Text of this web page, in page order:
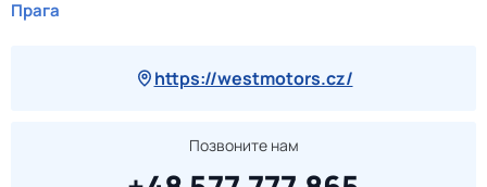
Прага
https://westmotors.cz/
Позвоните нам